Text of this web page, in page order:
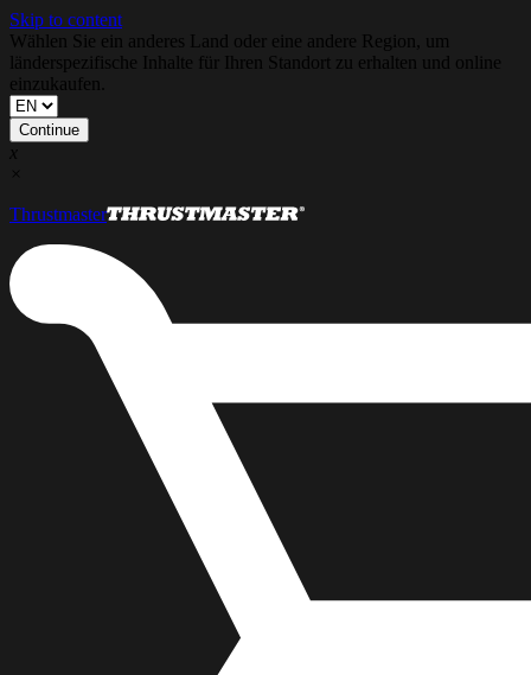
Skip to content
Wählen Sie ein anderes Land oder eine andere Region, um
länderspezifische Inhalte für Ihren Standort zu erhalten und online
einzukaufen.
Continue
x
×
Thrustmaster